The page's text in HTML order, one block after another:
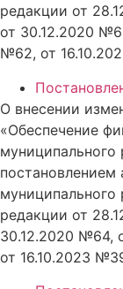
редакции от
от 30.12.2020
№62, от
О внесении
«Обеспечение
постановлением
редакции от
30.12.2020 №64,
от 16.10.2023